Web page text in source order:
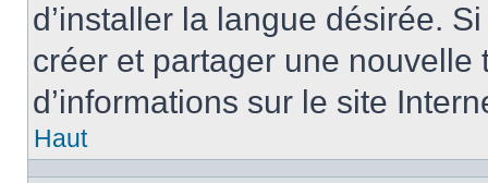
d’installer la langue désirée.
créer et partager une
d’informations sur le site
Haut